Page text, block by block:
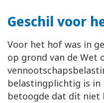
Geschil voor
Voor het hof was in
op grond van de Wet
belastingplichtig is in
betoogde dat dit niet